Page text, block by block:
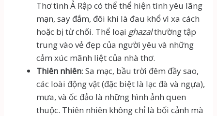
Thơ tình Ả Rập có thể thể hiện tình yêu lãng
mạn, say đắm, đôi khi là đau khổ vì xa cách
hoặc bị từ chối. Thể loại ghazalthường tập
trung vào vẻ đẹp của người yêu và những
cảm xúc mãnh liệt của nhà thơ.
Thiên nhiên: Sa mạc, bầu trời đêm đầy sao,
các loài động vật (đặc biệt là lạc đà và ngựa),
mưa, và ốc đảo là những hình ảnh quen
thuộc. Thiên nhiên không chỉ là bối cảnh mà